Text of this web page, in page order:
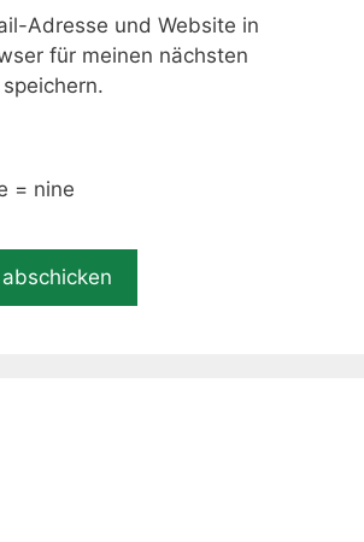
Adresse und Website in
für meinen nächsten
= nine